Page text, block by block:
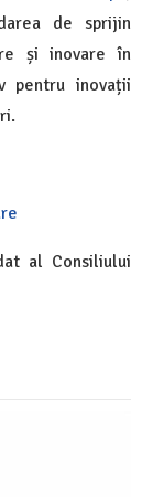
de sprijin
și inovare în
pentru inovații
al Consiliului